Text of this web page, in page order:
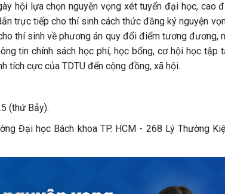
hội lựa chọn nguyện vọng xét tuyển đại học, cao
trực tiếp cho thí sinh cách thức đăng ký nguyện
thí sinh về phương án quy đổi điểm tương đương,
tin chính sách học phí, học bổng, cơ hội học tập
tích cực của TDTU đến cộng đồng, xã hội.
(thứ Bảy).
Đại học Bách khoa TP. HCM - 268 Lý Thường